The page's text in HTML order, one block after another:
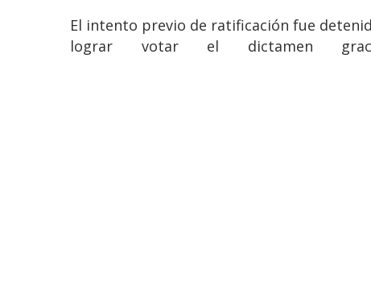
El intento previo de ratificación fue
lograr votar el dictamen